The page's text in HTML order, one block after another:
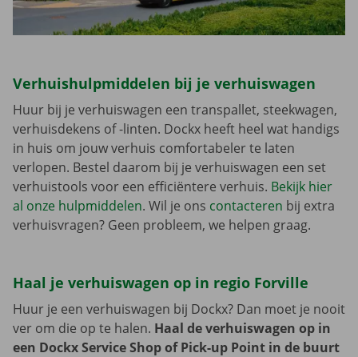
Verhuishulpmiddelen bij je verhuiswagen
Huur bij je verhuiswagen een transpallet, steekwagen,
verhuisdekens of -linten. Dockx heeft heel wat handigs
in huis om jouw verhuis comfortabeler te laten
verlopen. Bestel daarom bij je verhuiswagen een set
verhuistools voor een efficiëntere verhuis. Bekijk hier
al onze hulpmiddelen. Wil je ons contacteren bij extra
verhuisvragen? Geen probleem, we helpen graag.
Haal je verhuiswagen op in regio Forville
Huur je een verhuiswagen bij Dockx? Dan moet je nooit
ver om die op te halen. Haal de verhuiswagen op in
een Dockx Service Shop of Pick-up Point in de buurt